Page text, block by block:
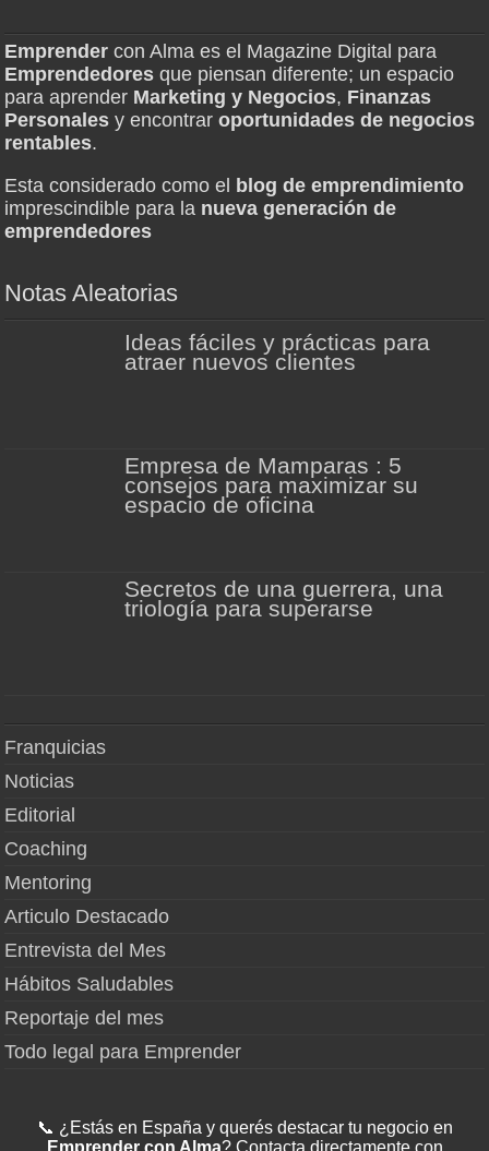
Emprender con Alma es el Magazine Digital para
Emprendedores que piensan diferente; un espacio
para aprender Marketing y Negocios, Finanzas
Personales y encontraroportunidades de negocios
rentables.
Esta considerado como el blog de emprendimiento
imprescindible para la nueva generación de
emprendedores
Notas Aleatorias
Ideas fáciles y prácticas para
atraer nuevos clientes
Empresa de Mamparas : 5
consejos para maximizar su
espacio de oficina
Secretos de una guerrera, una
triología para superarse
Franquicias
Noticias
Editorial
Coaching
Mentoring
Articulo Destacado
Entrevista del Mes
Hábitos Saludables
Reportaje del mes
Todo legal para Emprender
📞 ¿Estás en España y querés destacar tu negocio en